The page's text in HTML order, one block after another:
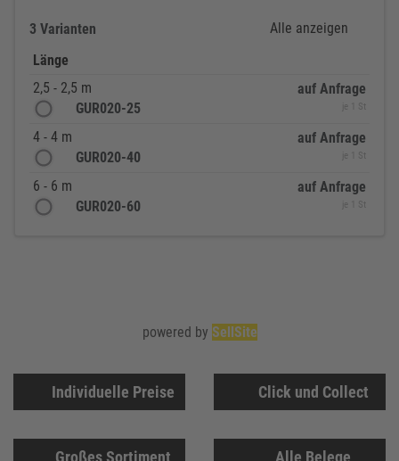
3 Varianten
Alle anzeigen
Länge
2,5 - 2,5 m
GUR020-25
auf Anfrage
je 1 St
4 - 4 m
GUR020-40
auf Anfrage
je 1 St
6 - 6 m
GUR020-60
auf Anfrage
je 1 St
Individuelle Preise Click und Collect
Großes Sortiment Alle Belege
powered by SellSite